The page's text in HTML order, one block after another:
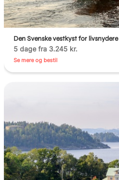
Den Svenske vestkyst for livsnydere
5 dage fra 3.245 kr.
Se mere og bestil